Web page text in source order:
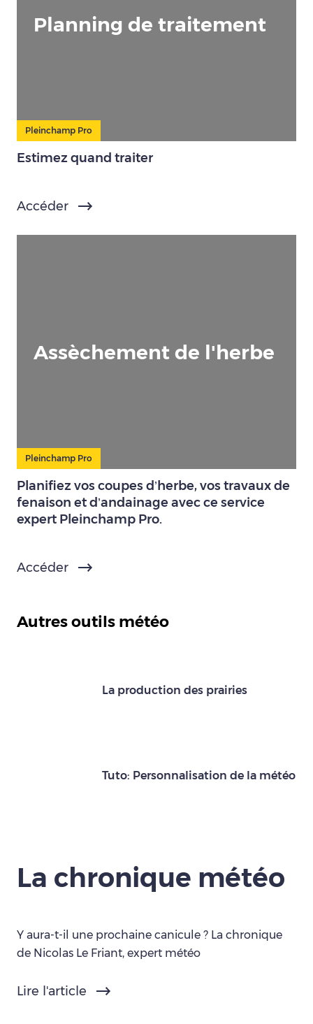
Planning de traitement
Pleinchamp Pro
Estimez quand traiter
Accéder
Assèchement de l'herbe
Pleinchamp Pro
Planifiez vos coupes d’herbe, vos travaux de
fenaison et d’andainage avec ce service
expert Pleinchamp Pro.
Accéder
Autres outils météo
La production des prairies
Tuto: Personnalisation de la météo
La chronique météo
Y aura-t-il une prochaine canicule ? La chronique
de Nicolas Le Friant, expert météo
Lire l'article